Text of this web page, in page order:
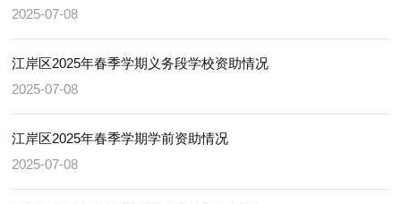
2025-07-08
江岸区2025年春季学期义务段学校资助情况
2025-07-08
江岸区2025年春季学期学前资助情况
2025-07-08